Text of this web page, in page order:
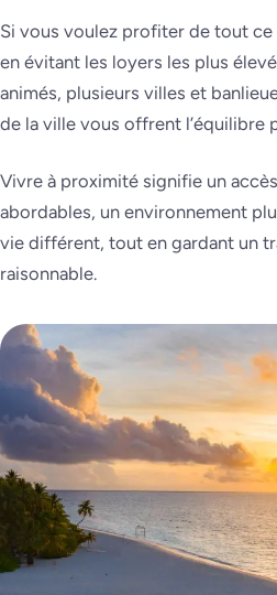
Si vous voulez profiter de tout
en évitant les loyers les plus
animés, plusieurs villes et
de la ville vous offrent l’équilibre
Vivre à proximité signifie un
abordables, un environnement
vie différent, tout en gardant un
raisonnable.